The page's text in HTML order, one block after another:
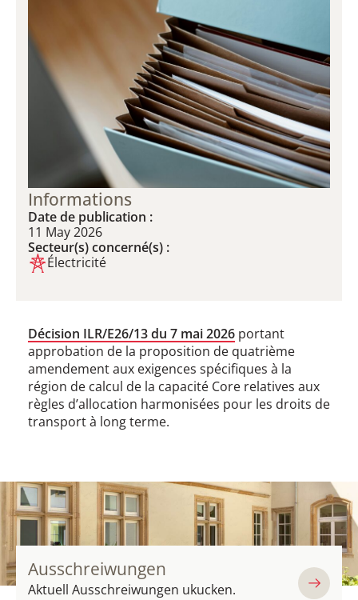
Informations
Date de publication :
11 May 2026
Secteur(s) concerné(s) :
Électricité
Décision ILR/E26/13 du 7 mai 2026 portant
approbation de la proposition de quatrième
amendement aux exigences spécifiques à la
région de calcul de la capacité Core relatives aux
règles d’allocation harmonisées pour les droits de
transport à long terme.
Ausschreiwungen
Aktuell Ausschreiwungen ukucken.